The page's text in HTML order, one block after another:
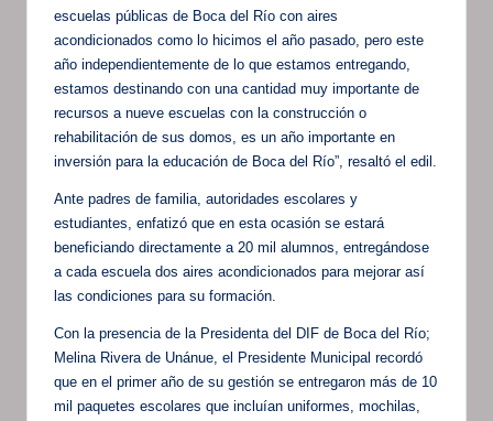
escuelas públicas de Boca del Río con aires
acondicionados como lo hicimos el año pasado, pero este
año independientemente de lo que estamos entregando,
estamos destinando con una cantidad muy importante de
recursos a nueve escuelas con la construcción o
rehabilitación de sus domos, es un año importante en
inversión para la educación de Boca del Río”, resaltó el edil.
Ante padres de familia, autoridades escolares y
estudiantes, enfatizó que en esta ocasión se estará
beneficiando directamente a 20 mil alumnos, entregándose
a cada escuela dos aires acondicionados para mejorar así
las condiciones para su formación.
Con la presencia de la Presidenta del DIF de Boca del Río;
Melina Rivera de Unánue, el Presidente Municipal recordó
que en el primer año de su gestión se entregaron más de 10
mil paquetes escolares que incluían uniformes, mochilas,